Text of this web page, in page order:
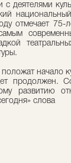
с деятелями
отмечает 75-
положат начало
продолжен.
развитию
слова